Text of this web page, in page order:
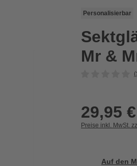
Personalisierbar
Mr &
29,95 €
Preise inkl. MwSt.
Auf den